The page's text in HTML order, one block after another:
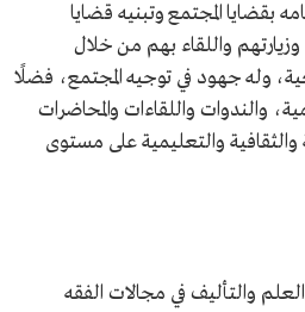
بقضايا المجتمع وتبنيه قضايا
واللقاء بهم من خلال
وله جهود في توجيه المجتمع، فضلًا
والندوات واللقاءات والمحاضرات
والتعليمية على مستوى
والتأليف في مجالات الفقه